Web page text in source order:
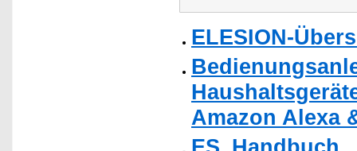
ELESION-
Amazon Alexa